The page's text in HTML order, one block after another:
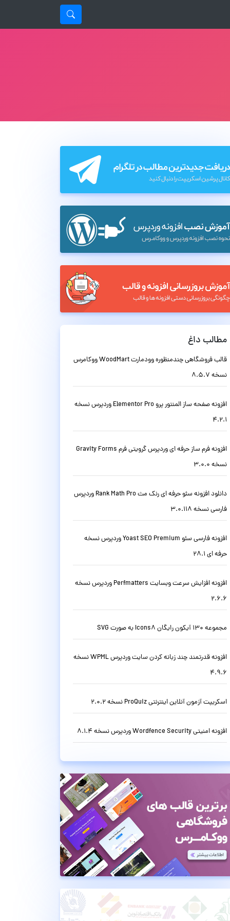
مطالب داغ
قالب فروشگاهی چندمنظوره وودمارت WoodMart ووکامرس
نسخه 8.5.7
افزونه صفحه ساز المنتور پرو Elementor Pro وردپرس نسخه
4.2.1
افزونه فرم ساز حرفه ای وردپرس گرویتی فرم Gravity Forms
نسخه 3.0.0
دانلود افزونه سئو حرفه ای رنک مث Rank Math Pro وردپرس
فارسی نسخه 3.0.118
افزونه فارسی سئو Yoast SEO Premium وردپرس نسخه
حرفه ای 28.1
افزونه افزایش سرعت وبسایت Perfmatters وردپرس نسخه
2.6.6
مجموعه 130 آیکون رایگان Icons8 به صورت SVG
افزونه قدرتمند چند زبانه کردن سایت وردپرس WPML نسخه
4.9.6
اسکریپت آزمون آنلاین اینترنتی ProQuiz نسخه 2.0.2
افزونه امنیتی Wordfence Security وردپرس نسخه 8.1.4